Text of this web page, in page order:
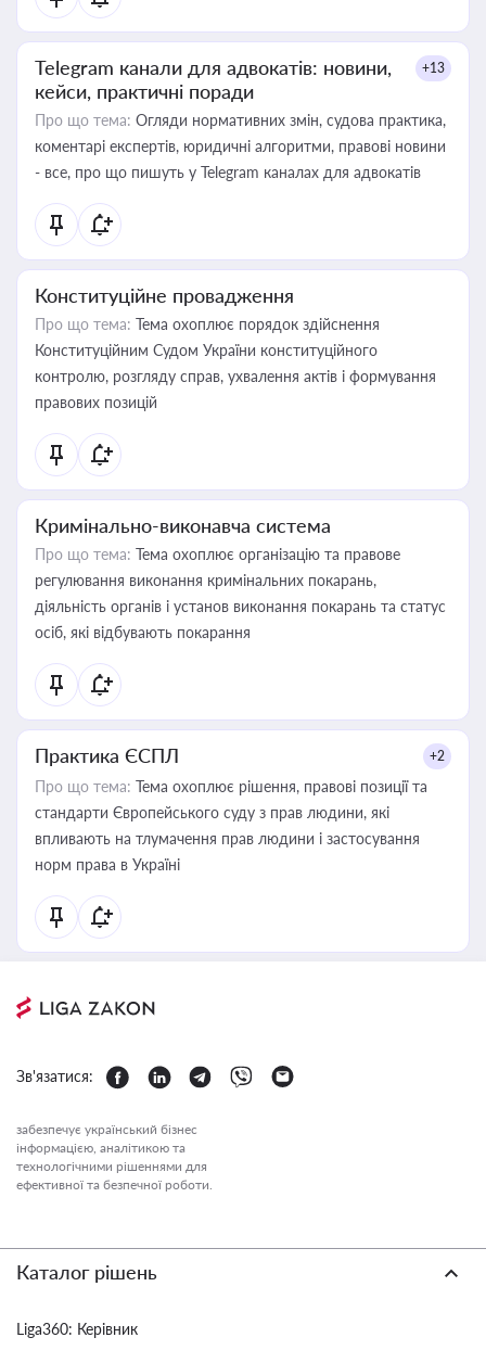
Telegram канали для адвокатів: новини,
кейси, практичні поради
+13
Про що тема: Огляди нормативних змін, судова практика,
коментарі експертів, юридичні алгоритми, правові новини
- все, про що пишуть у Telegram каналах для адвокатів
Конституційне провадження
Про що тема: Тема охоплює порядок здійснення
Конституційним Судом України конституційного
контролю, розгляду справ, ухвалення актів і формування
правових позицій
Кримінально-виконавча система
Про що тема: Тема охоплює організацію та правове
регулювання виконання кримінальних покарань,
діяльність органів і установ виконання покарань та статус
осіб, які відбувають покарання
Практика ЄСПЛ +2
Про що тема: Тема охоплює рішення, правові позиції та
стандарти Європейського суду з прав людини, які
впливають на тлумачення прав людини і застосування
норм права в Україні
Зв'язатися:
забезпечує український бізнес
інформацією, аналітикою та
технологічними рішеннями для
ефективної та безпечної роботи.
Каталог рішень
Liga360: Керівник